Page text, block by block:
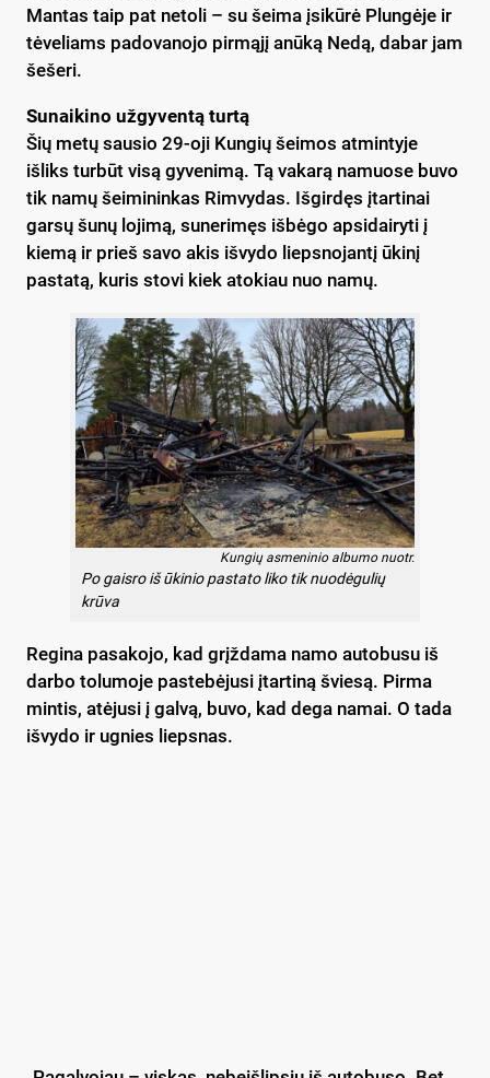
Mantas taip pat netoli – su šeima įsikūrė Plungėje ir
tėveliams padovanojo pirmąjį anūką Nedą, dabar jam
šešeri.
Sunaikino užgyventą turtą
Šių metų sausio 29-oji Kungių šeimos atmintyje
išliks turbūt visą gyvenimą. Tą vakarą namuose buvo
tik namų šeimininkas Rimvydas. Išgirdęs įtartinai
garsų šunų lojimą, sunerimęs išbėgo apsidairyti į
kiemą ir prieš savo akis išvydo liepsnojantį ūkinį
pastatą, kuris stovi kiek atokiau nuo namų.
Kungių asmeninio albumo nuotr.
Po gaisro iš ūkinio pastato liko tik nuodėgulių
krūva
Regina pasakojo, kad grįždama namo autobusu iš
darbo tolumoje pastebėjusi įtartiną šviesą. Pirma
mintis, atėjusi į galvą, buvo, kad dega namai. O tada
išvydo ir ugnies liepsnas.